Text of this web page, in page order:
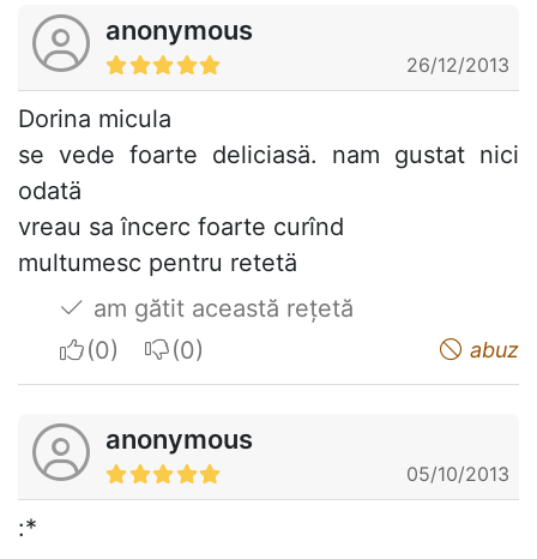
anonymous
26/12/2013
Dorina micula
se vede foarte deliciasä. nam gustat nici
odatä
vreau sa încerc foarte curînd
multumesc pentru retetä
am gătit această rețetă
I apreciateI do not appreciate abuz
anonymous
05/10/2013
:*